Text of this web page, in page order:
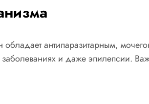
антипаразитарным,
и даже эпилепсии.